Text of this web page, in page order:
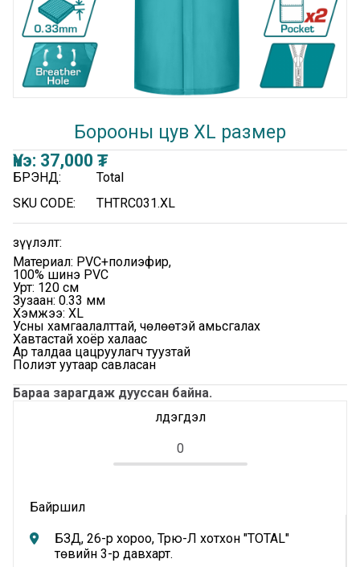
Борооны цув XL размер
Үнэ: 37,000 ₮
БРЭНД:
Total
SKU CODE:
THTRC031.XL
Үзүүлэлт:
Материал: PVC+полиэфир,
100% шинэ PVC
Урт: 120 см
Зузаан: 0.33 мм
Хэмжээ: XL
Усны хамгаалалттай, чөлөөтэй амьсгалах
Хавтастай хоёр халаас
Ар талдаа цацруулагч туузтай
Полиэт уутаар савласан
Бараа зарагдаж дууссан байна.
Байршил
БЗД, 26-р хороо, Трю-Л хотхон "TOTAL"
төвийн 3-р давхарт.
Үлдэгдэл
0